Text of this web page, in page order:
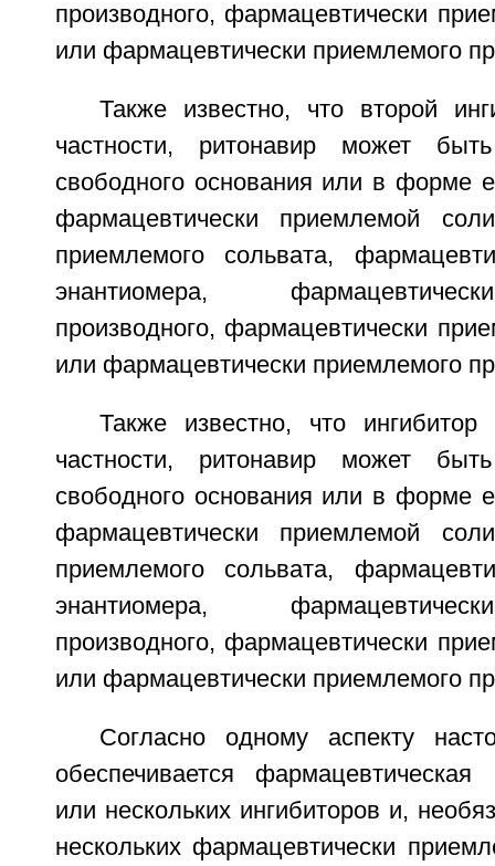
производного, фармацевтически
или фармацевтически приемлемого
Также известно, что второй
частности, ритонавир может
свободного основания или в форме
фармацевтически приемлемой
приемлемого сольвата,
энантиомера,
производного, фармацевтически
или фармацевтически приемлемого
Также известно, что
частности, ритонавир может
свободного основания или в форме
фармацевтически приемлемой
приемлемого сольвата,
энантиомера,
производного, фармацевтически
или фармацевтически приемлемого
Согласно одному аспекту
обеспечивается
или нескольких ингибиторов и,
нескольких фармацевтически